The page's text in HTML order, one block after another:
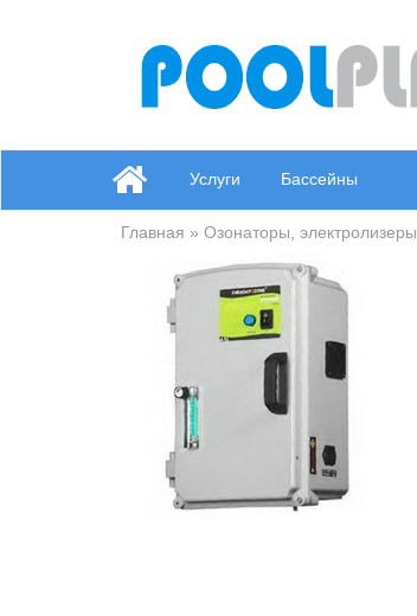
Услуги Бассейны
Главная » Озонаторы, электролизеры